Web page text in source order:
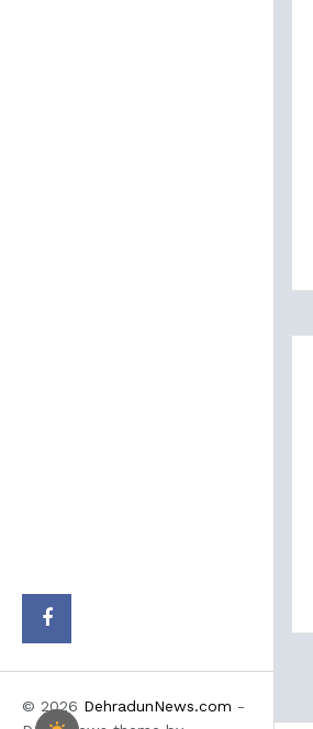
© 2026 DehradunNews.com -